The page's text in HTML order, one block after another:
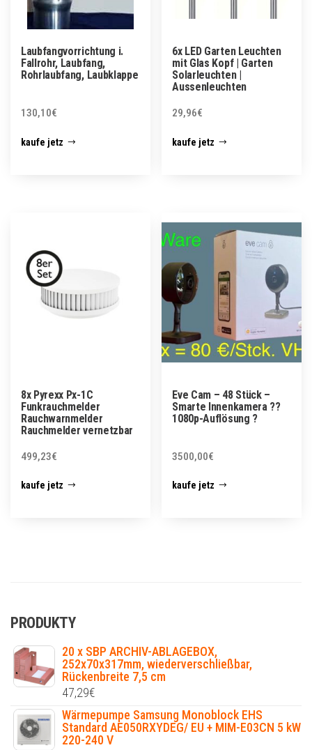
Laubfangvorrichtung i.
Fallrohr, Laubfang,
Rohrlaubfang, Laubklappe
130,10€
kaufe jetz
6x LED Garten Leuchten
mit Glas Kopf | Garten
Solarleuchten |
Aussenleuchten
29,96€
kaufe jetz
8x Pyrexx Px-1C
Funkrauchmelder
Rauchwarnmelder
Rauchmelder vernetzbar
499,23€
kaufe jetz
Eve Cam – 48 Stück –
Smarte Innenkamera ??
1080p-Auflösung ?
3500,00€
kaufe jetz
PRODUKTY
20 x SBP ARCHIV-ABLAGEBOX,
252x70x317mm, wiederverschließbar,
Rückenbreite 7,5 cm
47,29€
Wärmepumpe Samsung Monoblock EHS
Standard AE050RXYDEG/ EU + MIM-E03CN 5 kW
220-240 V